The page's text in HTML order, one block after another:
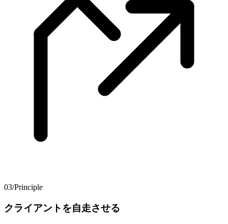
03/Principle
クライアントを​自走させる